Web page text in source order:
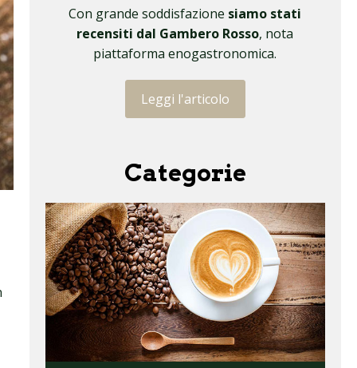
Con grande soddisfazione siamo stati
recensiti dal Gambero Rosso, nota
piattaforma enogastronomica.
Leggi l'articolo
Categorie